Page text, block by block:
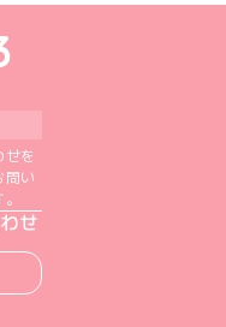
公式アカウント
公式アカウント
んInstagram公式アカウント
りーみんFacebook公式アカウン
めいどりーみんYouTube公式アカ
を
問い
せ